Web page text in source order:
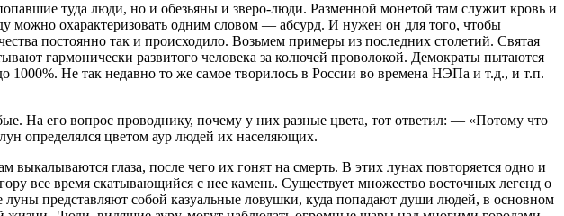
туда люди, но и обезьяны и зверо-люди. Разменной монетой там служит кровь и
охарактеризовать одним словом — абсурд. И нужен он для того, чтобы
постоянно так и происходило. Возьмем примеры из последних столетий. Святая
гармонически развитого человека за колючей проволокой. Демократы пытаются
1000%. Не так недавно то же самое творилось в России во времена НЭПа и т.д., и т.п.
На его вопрос проводнику, почему у них разные цвета, тот ответил: — «Потому что
определялся цветом аур людей их населяющих.
глаза, после чего их гонят на смерть. В этих лунах повторяется одно и
все время скатывающийся с нее камень. Существует множество восточных легенд о
представляют собой казуальные ловушки, куда попадают души людей, в основном